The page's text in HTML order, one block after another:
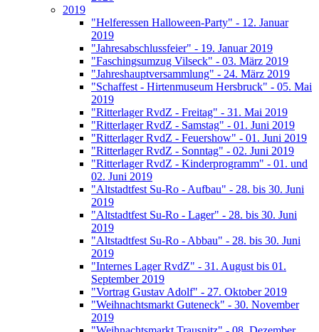
2019
"Helferessen Halloween-Party" - 12. Januar
2019
"Jahresabschlussfeier" - 19. Januar 2019
"Faschingsumzug Vilseck" - 03. März 2019
"Jahreshauptversammlung" - 24. März 2019
"Schaffest - Hirtenmuseum Hersbruck" - 05. Mai
2019
"Ritterlager RvdZ - Freitag" - 31. Mai 2019
"Ritterlager RvdZ - Samstag" - 01. Juni 2019
"Ritterlager RvdZ - Feuershow" - 01. Juni 2019
"Ritterlager RvdZ - Sonntag" - 02. Juni 2019
"Ritterlager RvdZ - Kinderprogramm" - 01. und
02. Juni 2019
"Altstadtfest Su-Ro - Aufbau" - 28. bis 30. Juni
2019
"Altstadtfest Su-Ro - Lager" - 28. bis 30. Juni
2019
"Altstadtfest Su-Ro - Abbau" - 28. bis 30. Juni
2019
"Internes Lager RvdZ" - 31. August bis 01.
September 2019
"Vortrag Gustav Adolf" - 27. Oktober 2019
"Weihnachtsmarkt Guteneck" - 30. November
2019